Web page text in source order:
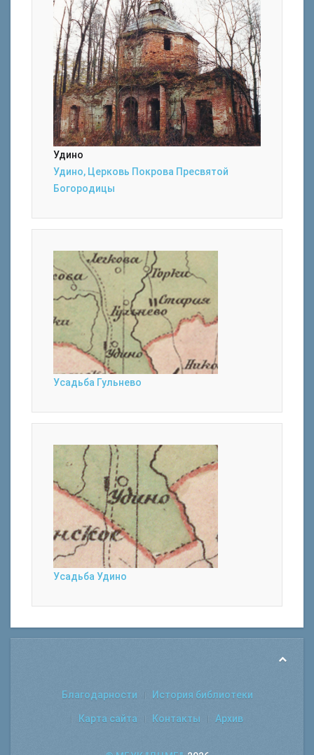
Удино
Удино, Церковь Покрова Пресвятой
Богородицы
Усадьба Гульнево
Усадьба Удино
Благодарности История библиотеки
Карта сайта Контакты Архив